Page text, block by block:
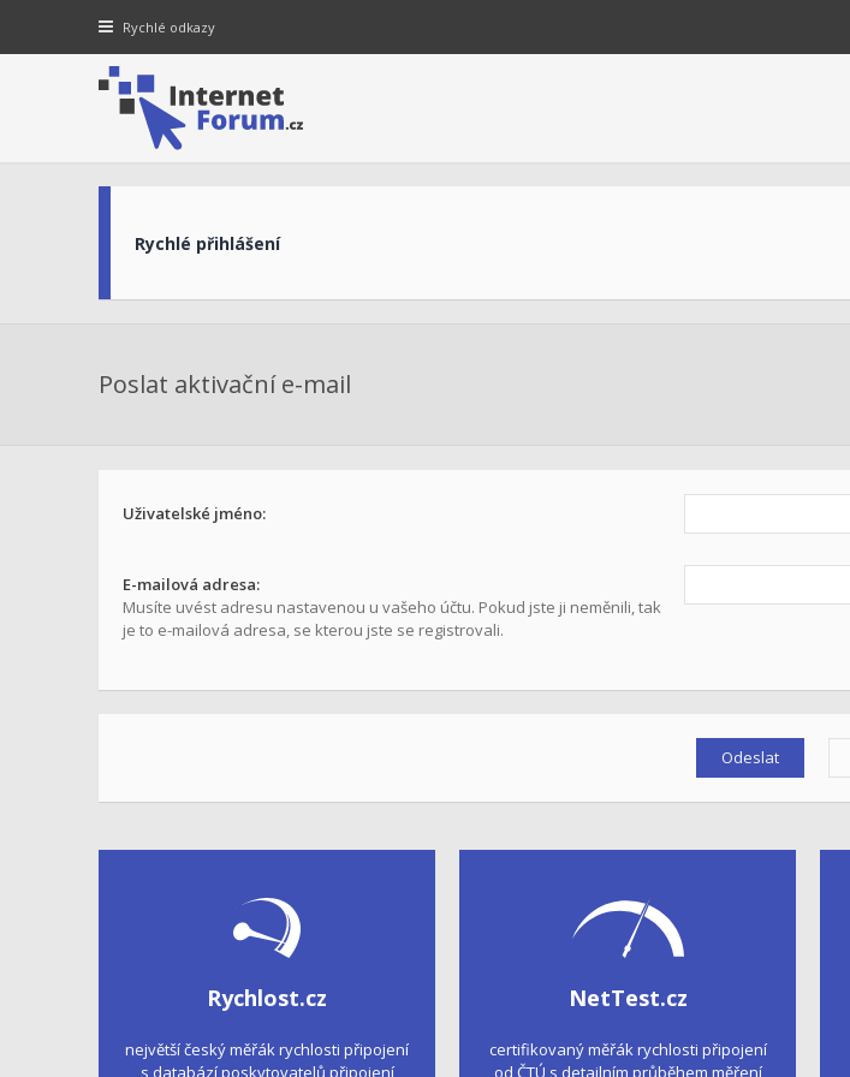
Rychlé odkazy
Rychlé přihlášení
Poslat aktivační e-mail
Uživatelské jméno:
E-mailová adresa:
Musíte uvést adresu nastavenou u vašeho účtu. Pokud jste ji neměnili, tak
je to e-mailová adresa, se kterou jste se registrovali.
Rychlost.cz
největší český měřák rychlosti připojení
s databází poskytovatelů připojení
NetTest.cz
certifikovaný měřák rychlosti připojení
od ČTÚ s detailním průběhem měření